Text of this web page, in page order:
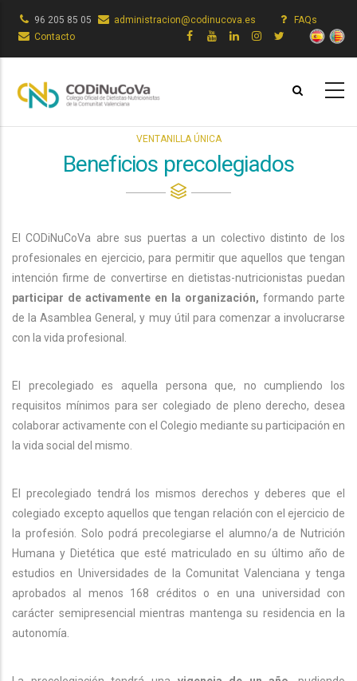
96 205 85 05 administracion@codinucova.es
FAQs
Contacto
VENTANILLA ÚNICA
Beneficios precolegiados
El CODiNuCoVa abre sus puertas a un colectivo distinto de los
profesionales en ejercicio, para permitir que aquellos que tengan
intención firme de convertirse en dietistas-nutricionistas puedan
participar de activamente en la organización, formando parte
de la Asamblea General, y muy útil para comenzar a involucrarse
con la vida profesional.
El precolegiado es aquella persona que, no cumpliendo los
requisitos mínimos para ser colegiado de pleno derecho, desea
colaborar activamente con el Colegio mediante su participación en
la vida social del mismo.
El precolegiado tendrá los mismos derechos y deberes que el
colegiado excepto aquellos que tengan relación con el ejercicio de
la profesión. Solo podrá precolegiarse el alumno/a de Nutrición
Humana y Dietética que esté matriculado en su último año de
estudios en Universidades de la Comunitat Valenciana y tenga
aprobados al menos 168 créditos o en una universidad con
carácter semipresencial mientras mantenga su residencia en la
autonomía.